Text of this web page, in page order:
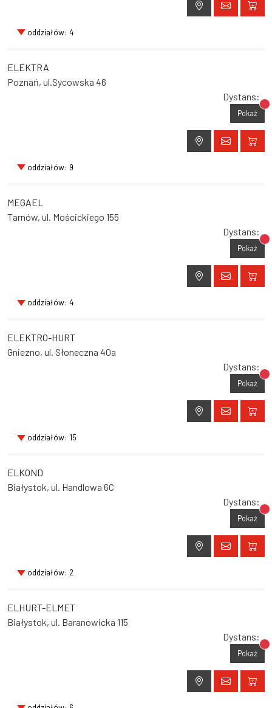
oddziałów: 4
ELEKTRA
Poznań, ul.Sycowska 46
Dystans:
Pokaż
oddziałów: 9
MEGAEL
Tarnów, ul. Mościckiego 155
Dystans:
Pokaż
oddziałów: 4
ELEKTRO-HURT
Gniezno, ul. Słoneczna 40a
Dystans:
Pokaż
oddziałów: 15
ELKOND
Białystok, ul. Handlowa 6C
Dystans:
Pokaż
oddziałów: 2
ELHURT-ELMET
Białystok, ul. Baranowicka 115
Dystans:
Pokaż